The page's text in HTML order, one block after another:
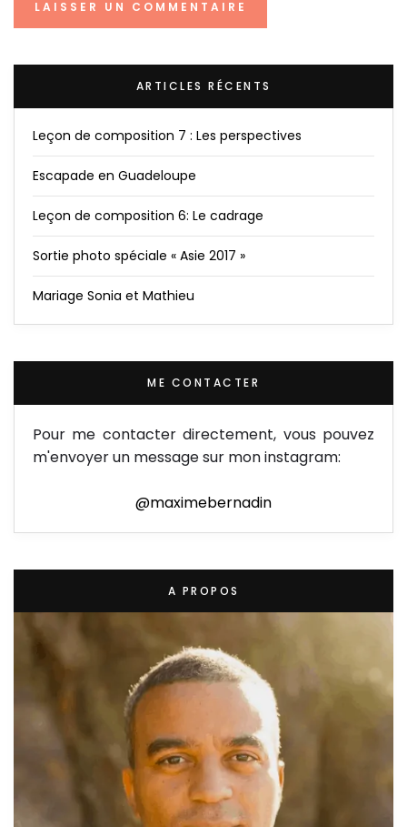
ARTICLES RÉCENTS
Leçon de composition 7 : Les perspectives
Escapade en Guadeloupe
Leçon de composition 6: Le cadrage
Sortie photo spéciale « Asie 2017 »
Mariage Sonia et Mathieu
ME CONTACTER
Pour me contacter directement, vous pouvez
m'envoyer un message sur mon instagram:
@maximebernadin
A PROPOS